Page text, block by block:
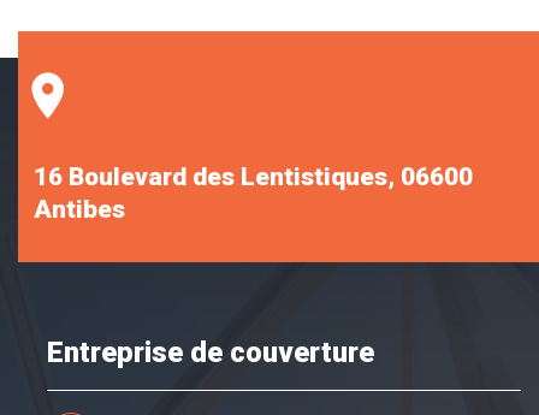
16 Boulevard des Lentistiques, 06600
Antibes
Entreprise de couverture